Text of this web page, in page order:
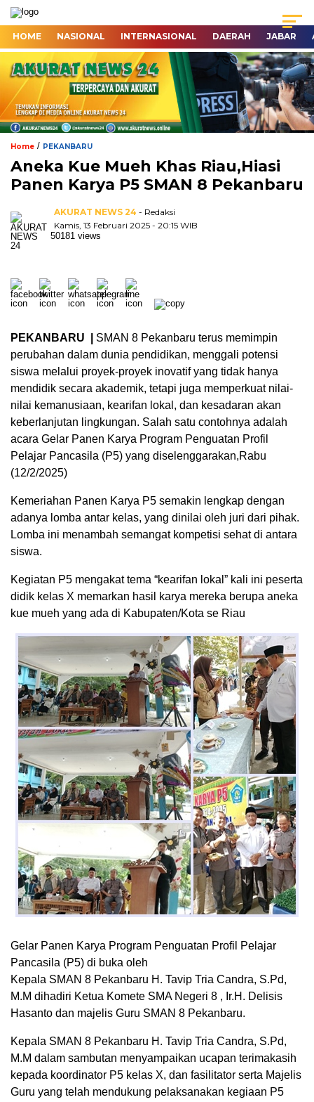
HOME NASIONAL INTERNASIONAL DAERAH JABAR
Home / PEKANBARU
Aneka Kue Mueh Khas Riau,Hiasi
Panen Karya P5 SMAN 8 Pekanbaru
AKURAT NEWS 24 - Redaksi
Kamis, 13 Februari 2025 - 20:15 WIB
50181 views
PEKANBARU |
SMAN 8 Pekanbaru terus memimpin
perubahan dalam dunia pendidikan, menggali potensi
siswa melalui proyek-proyek inovatif yang tidak hanya
mendidik secara akademik, tetapi juga memperkuat nilai-
nilai kemanusiaan, kearifan lokal, dan kesadaran akan
keberlanjutan lingkungan. Salah satu contohnya adalah
acara Gelar Panen Karya Program Penguatan Profil
Pelajar Pancasila (P5) yang diselenggarakan,Rabu
(12/2/2025)
Kemeriahan Panen Karya P5 semakin lengkap dengan
adanya lomba antar kelas, yang dinilai oleh juri dari pihak.
Lomba ini menambah semangat kompetisi sehat di antara
siswa.
Kegiatan P5 mengakat tema “kearifan lokal” kali ini peserta
didik kelas X memarkan hasil karya mereka berupa aneka
kue mueh yang ada di Kabupaten/Kota se Riau
Gelar Panen Karya Program Penguatan Profil Pelajar
Pancasila (P5) di buka oleh
Kepala SMAN 8 Pekanbaru H. Tavip Tria Candra, S.Pd,
M.M dihadiri Ketua Komete SMA Negeri 8 , Ir.H. Delisis
Hasanto dan majelis Guru SMAN 8 Pekanbaru.
Kepala SMAN 8 Pekanbaru H. Tavip Tria Candra, S.Pd,
M.M dalam sambutan menyampaikan ucapan terimakasih
kepada koordinator P5 kelas X, dan fasilitator serta Majelis
Guru yang telah mendukung pelaksanakan kegiaan P5